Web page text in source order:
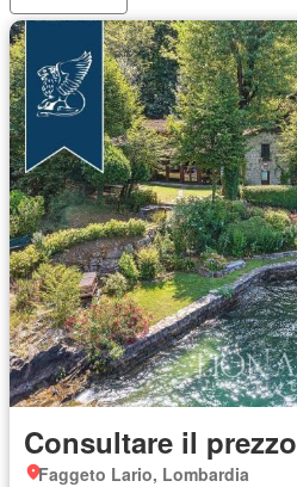
Consultare il prezzo
Faggeto Lario, Lombardia